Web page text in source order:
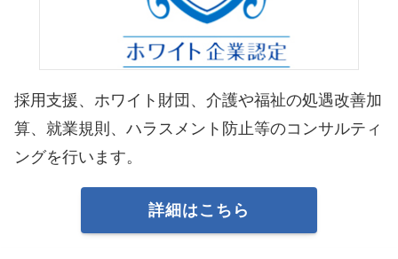
採用支援、ホワイト財団、介護や福祉の処遇改善加
算、就業規則、ハラスメント防止等のコンサルティ
ングを行います。
詳細はこちら